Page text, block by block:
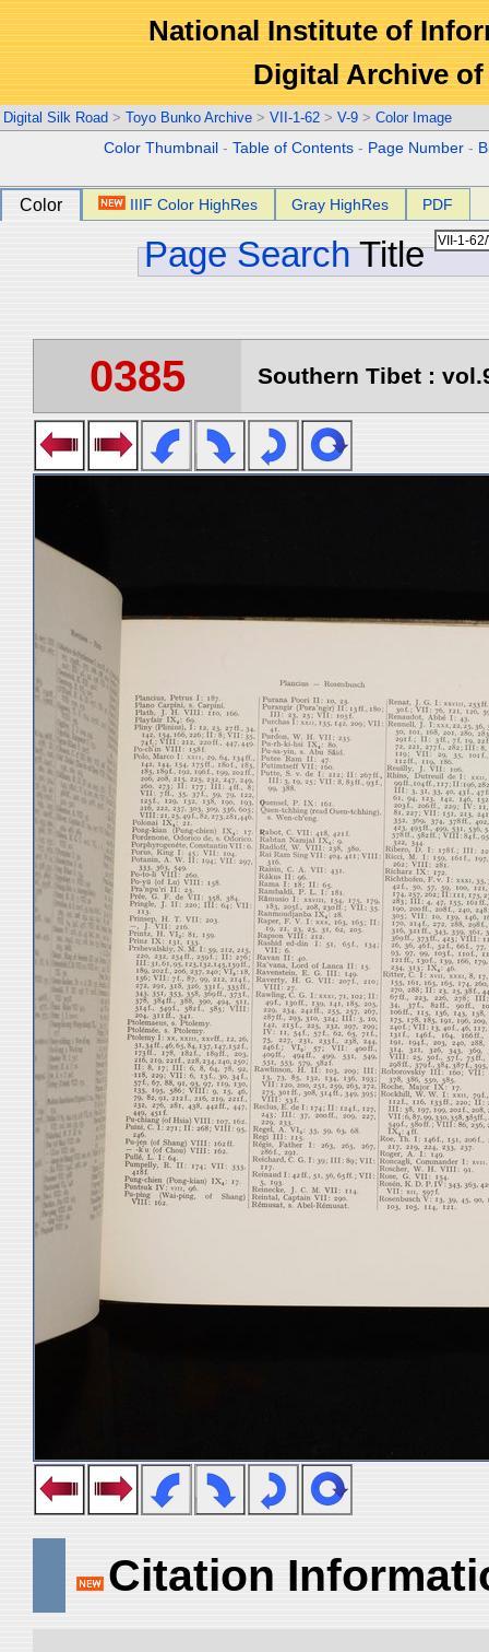
National Institute of
Digital Archive
Digital Silk Road > Toyo Bunko Archive > VII-1-62 > V-9 > Color Image
Color Thumbnail -Table of Contents - Page Number -
Color IIIF Color HighRes Gray HighRes PDF
Page Search Title
0385 Southern Tibet :
Citation